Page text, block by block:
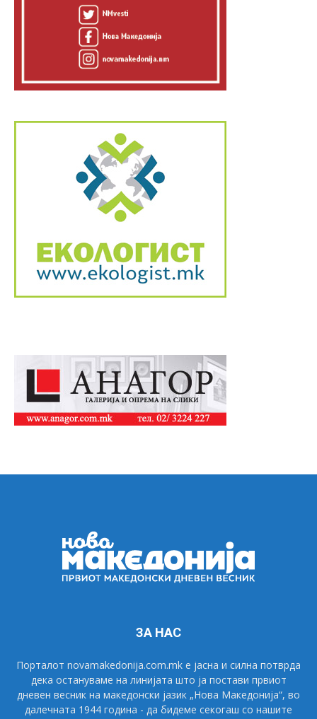
ЗА НАС
Порталот novamakedonija.com.mk е јасна и силна потврда
дека остануваме на линијата што ја постави првиот
дневен весник на македонски јазик „Нова Македонија“, во
далечната 1944 година - да бидеме секогаш со нашите